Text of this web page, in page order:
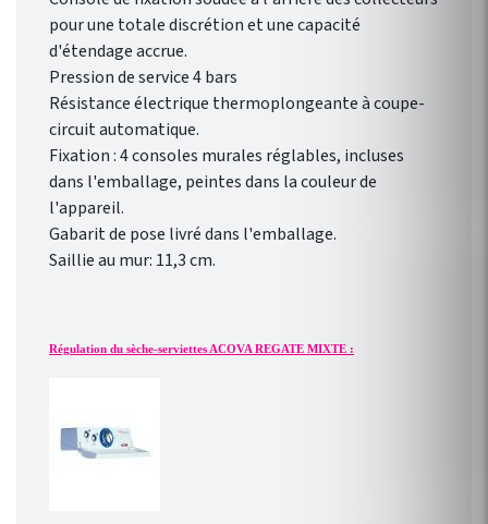
pour une totale discrétion et une capacité
d'étendage accrue.
Pression de service 4 bars
Résistance électrique thermoplongeante à coupe-
circuit automatique.
Fixation : 4 consoles murales réglables, incluses
dans l'emballage, peintes dans la couleur de
l'appareil.
Gabarit de pose livré dans l'emballage.
Saillie au mur: 11,3 cm.
Régulation du sèche-serviettes ACOVA REGATE MIXTE :